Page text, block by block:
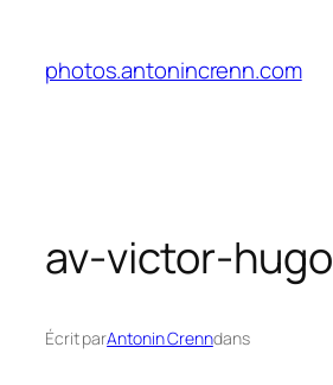
contenu
photos.antonincrenn.com
av-victor-hugo
Écrit parAntonin Crenndans